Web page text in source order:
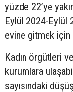
yüzde 22’ye
Eylül 2024-Eylül
evine gitmek için
Kadın örgütleri
kurumlara
sayısındaki